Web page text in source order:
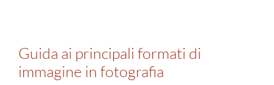
Guida ai principali formati di
immagine in fotografia